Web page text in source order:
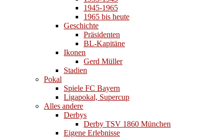
1945-1965
1965 bis heute
Geschichte
Präsidenten
BL-Kapitäne
Ikonen
Gerd Müller
Stadien
Pokal
Spiele FC Bayern
Ligapokal, Supercup
Alles andere
Derbys
Derby TSV 1860 München
Eigene Erlebnisse